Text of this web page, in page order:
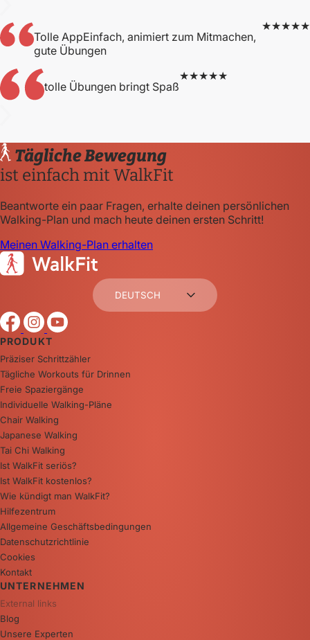
Tolle AppEinfach, animiert zum Mitmachen,
gute Übungen
★★★★★
tolle Übungen bringt Spaß
★★★★★
Tägliche Bewegung
ist einfach mit WalkFit
Beantworte ein paar Fragen, erhalte deinen persönlichen
Walking-Plan und mach heute deinen ersten Schritt!
Meinen Walking-Plan erhalten
DEUTSCH
PRODUKT
Präziser Schrittzähler
Tägliche Workouts für Drinnen
Freie Spaziergänge
Individuelle Walking-Pläne
Chair Walking
Japanese Walking
Tai Chi Walking
Ist WalkFit seriös?
Ist WalkFit kostenlos?
Wie kündigt man WalkFit?
Hilfezentrum
Allgemeine Geschäftsbedingungen
Datenschutzrichtlinie
Cookies
Kontakt
UNTERNEHMEN
External links
Blog
Unsere Experten